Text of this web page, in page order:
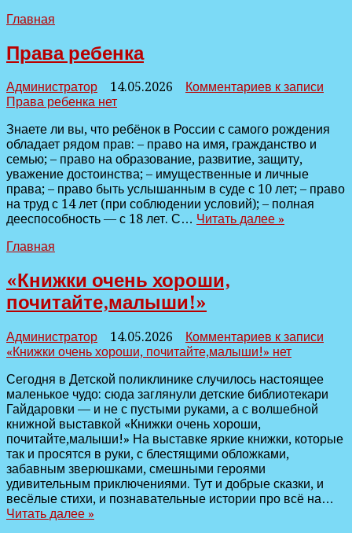
Главная
Права ребенка
Администратор 14.05.2026 Комментариев к записи
Права ребенка нет
Знаете ли вы, что ребёнок в России с самого рождения
обладает рядом прав: – право на имя, гражданство и
семью; – право на образование, развитие, защиту,
уважение достоинства; – имущественные и личные
права; – право быть услышанным в суде с 10 лет; – право
на труд с 14 лет (при соблюдении условий); – полная
дееспособность — с 18 лет. С… Читать далее »
Главная
«Книжки очень хороши,
почитайте,малыши!»
Администратор 14.05.2026 Комментариев к записи
«Книжки очень хороши, почитайте,малыши!» нет
Сегодня в Детской поликлинике случилось настоящее
маленькое чудо: сюда заглянули детские библиотекари
Гайдаровки — и не с пустыми руками, а с волшебной
книжной выставкой «Книжки очень хороши,
почитайте,малыши!» На выставке яркие книжки, которые
так и просятся в руки, с блестящими обложками,
забавным зверюшками, смешными героями
удивительным приключениями. Тут и добрые сказки, и
весёлые стихи, и познавательные истории про всё на…
Читать далее »